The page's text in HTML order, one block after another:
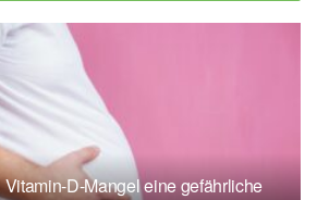
e.V. (DGN)
Shen L, Miles T et al.: Association
Moderate Alcohol Drinking With
Functions From Middle to Older
US Adults; in: JAMA Network
29.06.2020),JAMA
D-Mangel eine gefährliche